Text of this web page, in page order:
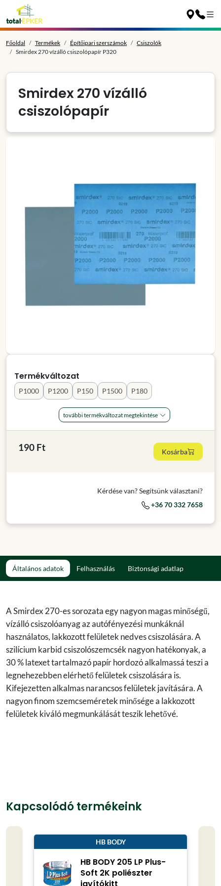
Főoldal Termékek Építőipari szerszámok
Csiszolók
Smirdex 270 vízálló csiszolópapír P320
Smirdex 270 vízálló
csiszolópapír
Termékváltozat
P1000 P1200 P150 P1500 P180
további termékváltozat megtekintése
190 Ft Kosárba
Kérdése van? Segítsünk választani?
+36 70 332 7658
Általános adatok Felhasználás Biztonsági adatlap
A Smirdex 270-es sorozata egy nagyon magas minőségű,
vízálló csiszolóanyag az autófényezési munkáknál
használatos, lakkozott felületek nedves csiszolására. A
szilícium karbid csiszolószemcsék nagyon hatékonyak, a
30 % latexet tartalmazó papír hordozó alkalmassá teszi a
legnehezebben elérhető felületek csiszolására is.
Kifejezetten alkalmas narancsos felületek javítására. A
nagyon finom szemcseméretek minősége a lakkozott
felületek kiváló megmunkálását teszik lehetővé.
Kapcsolódó termékeink
HB BODY
HB BODY 205 LP Plus-
Soft 2K poliészter